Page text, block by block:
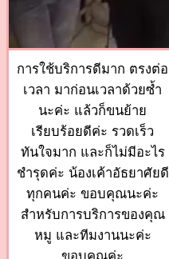
การใช้บริการดีมาก ตรงต่อ
เวลา มาก่อนเวลาด้วยซ้ำ
นะค่ะ แล้วก็ขนย้าย
เรียบร้อยดีค่ะ รวดเร็ว
ทันใจมาก และก็ไม่มีอะไร
ชำรุดค่ะ น้องเค้าอัธยาศัยดี
ทุกคนค่ะ ขอบคุณนะค่ะ
สำหรับการบริการของคุณ
หมู และทีมงานนะค่ะ